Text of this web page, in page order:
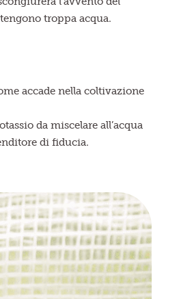
troppa acqua.
accade nella coltivazione
da miscelare all’acqua
di fiducia.